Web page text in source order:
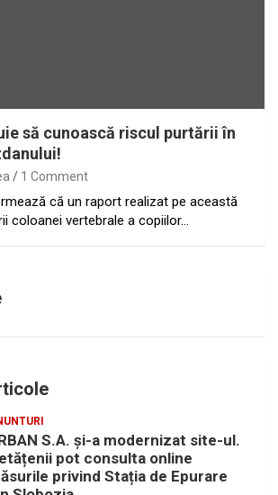
să cunoască riscul purtării în
1 Comment
că un raport realizat pe această
coloanei vertebrale a copiilor…
S.A. și-a modernizat site-ul.
pot consulta online
privind Stația de Epurare